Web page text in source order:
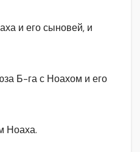
и его сыновей, и
Б-га с Ноахом и его
Ноаха.